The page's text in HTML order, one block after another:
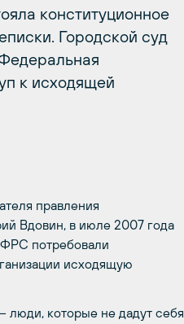
конституционное
Городской суд
к исходящей
правления
Вдовин, в июле 2007 года
потребовали
исходящую
которые не дадут себя